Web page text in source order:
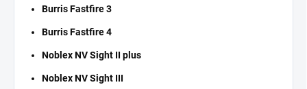
Burris Fastfire 3
Burris Fastfire 4
Noblex NV Sight II plus
Noblex NV Sight III